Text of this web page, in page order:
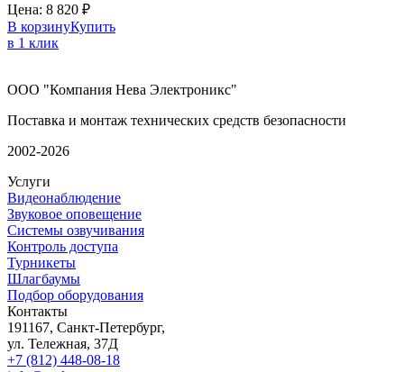
Цена: 8 820 ₽
В корзинуКупить
в 1 клик
ООО "Компания Нева Электроникс"
Поставка и монтаж технических средств безопасности
2002-2026
Услуги
Видеонаблюдение
Звуковое оповещение
Системы озвучивания
Контроль доступа
Турникеты
Шлагбаумы
Подбор оборудования
Контакты
191167, Санкт-Петербург,
ул. Тележная, 37Д
+7 (812) 448-08-18